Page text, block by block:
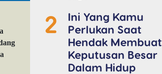
2
Ini Yang Kamu
Perlukan Saat
Hendak Membuat
Keputusan Besar
Dalam Hidup